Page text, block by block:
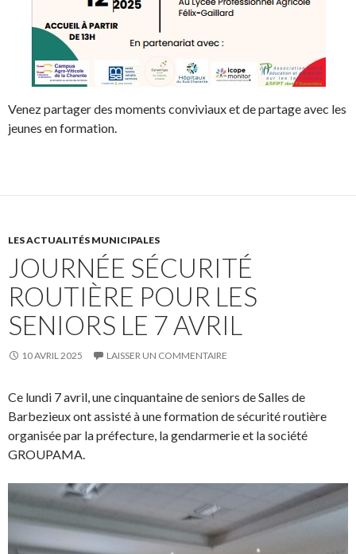
Venez partager des moments conviviaux et de partage avec les
jeunes en formation.
LES ACTUALITÉS MUNICIPALES
JOURNÉE SÉCURITÉ
ROUTIÈRE POUR LES
SENIORS LE 7 AVRIL
10 AVRIL 2025 LAISSER UN COMMENTAIRE
Ce lundi 7 avril, une cinquantaine de seniors de Salles de
Barbezieux ont assisté à une formation de sécurité routière
organisée par la préfecture, la gendarmerie et la société
GROUPAMA.